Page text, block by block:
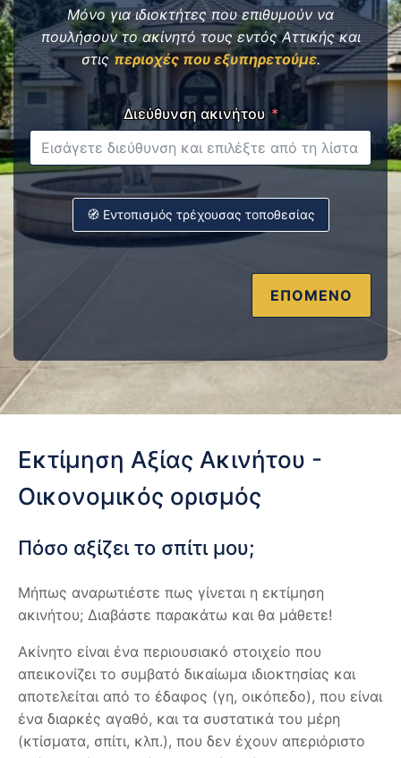
Μόνο για ιδιοκτήτες που επιθυμούν να
πουλήσουν το ακίνητό τους εντός Αττικής και
στις περιοχές που εξυπηρετούμε.
Διεύθυνση ακινήτου
🧭 Εντοπισμός τρέχουσας τοποθεσίας
ΕΠΟΜΕΝΟ
Εκτίμηση Αξίας Ακινήτου -
Οικονομικός ορισμός
Πόσο αξίζει το σπίτι μου;
Μήπως αναρωτιέστε πως γίνεται η εκτίμηση
ακινήτου; Διαβάστε παρακάτω και θα μάθετε!
Ακίνητο είναι ένα περιουσιακό στοιχείο που
απεικονίζει το συμβατό δικαίωμα ιδιοκτησίας και
αποτελείται από το έδαφος (γη, οικόπεδο), που είναι
ένα διαρκές αγαθό, και τα συστατικά του μέρη
(κτίσματα, σπίτι, κλπ.), που δεν έχουν απεριόριστο